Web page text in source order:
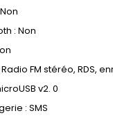
: Non
FM stéréo, RDS,
v2. 0
: SMS